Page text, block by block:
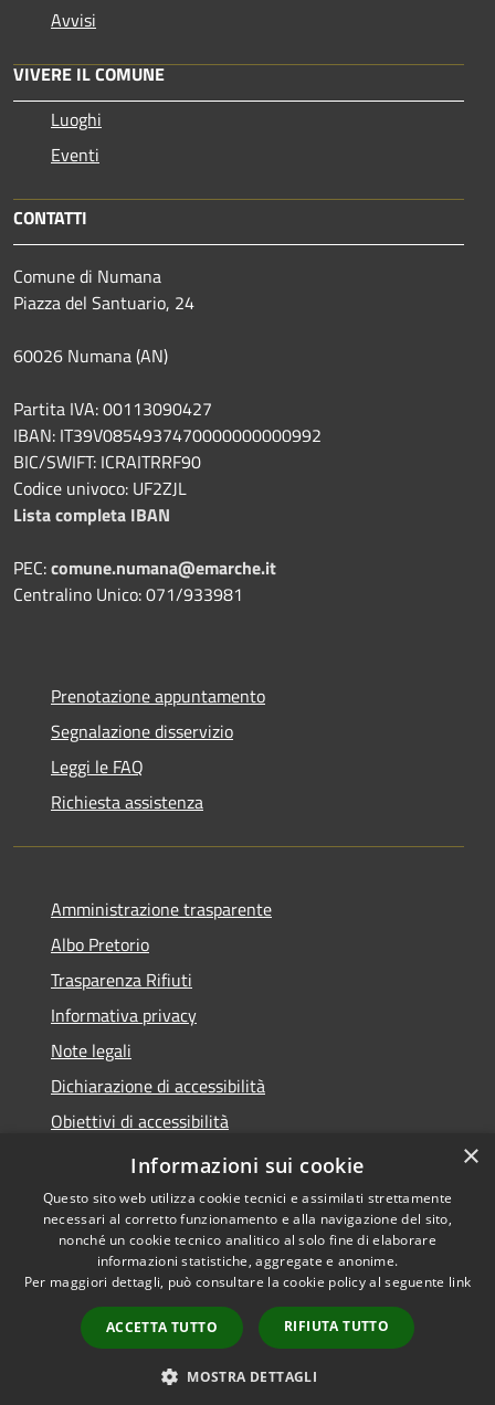
Avvisi
VIVERE IL COMUNE
Luoghi
Eventi
CONTATTI
Comune di Numana
Piazza del Santuario, 24
60026 Numana (AN)
Partita IVA: 00113090427
IBAN: IT39V0854937470000000000992
BIC/SWIFT: ICRAITRRF90
Codice univoco: UF2ZJL
Lista completa IBAN
PEC:comune.numana@emarche.it
Centralino Unico: 071/933981
Prenotazione appuntamento
Segnalazione disservizio
Leggi le FAQ
Richiesta assistenza
Amministrazione trasparente
Albo Pretorio
Trasparenza Rifiuti
Informativa privacy
Note legali
Dichiarazione di accessibilità
Obiettivi di accessibilità
Whistleblowing
Accessibilità
Copyright © 2026 • Comune di
Numana • Powered by
Municipium•
Accesso
redazione
×
Informazioni sui cookie
Questo sito web utilizza cookie tecnici e assimilati strettamente
necessari al corretto funzionamento e alla navigazione del sito,
nonché un cookie tecnico analitico al solo fine di elaborare
informazioni statistiche, aggregate e anonime.
Per maggiori dettagli, può consultare la cookie policy al seguente link
ACCETTA TUTTO RIFIUTA TUTTO
MOSTRA DETTAGLI